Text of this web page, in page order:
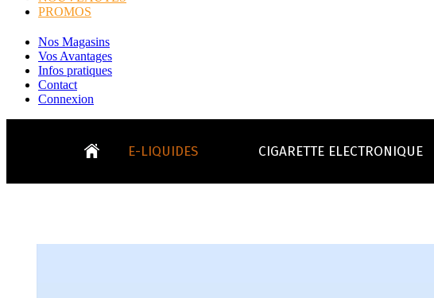
PROMOS
Nos Magasins
Vos Avantages
Infos pratiques
Contact
Connexion
E-LIQUIDES CIGARETTE ELECTRONIQUE
LE BLOG